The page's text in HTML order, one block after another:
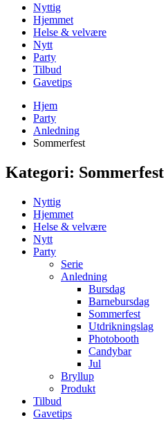
Nyttig
Hjemmet
Helse & velvære
Nytt
Party
Tilbud
Gavetips
Hjem
Party
Anledning
Sommerfest
Kategori: Sommerfest
Nyttig
Hjemmet
Helse & velvære
Nytt
Party
Serie
Anledning
Bursdag
Barnebursdag
Sommerfest
Utdrikningslag
Photobooth
Candybar
Jul
Bryllup
Produkt
Tilbud
Gavetips